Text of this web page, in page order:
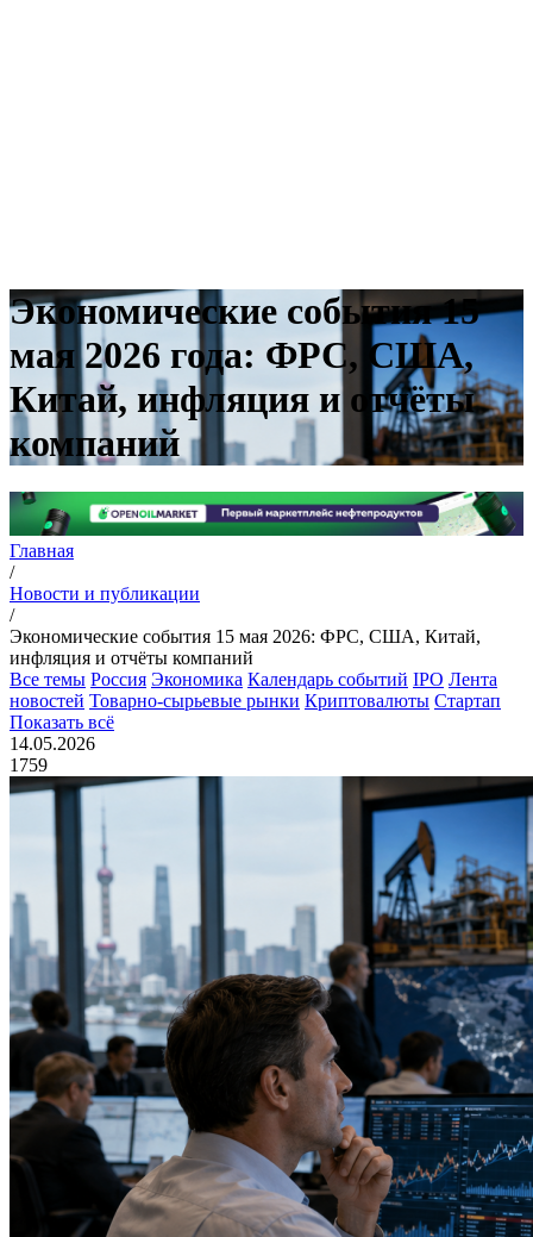
Экономические события 15
мая 2026 года: ФРС, США,
Китай, инфляция и отчёты
компаний
Главная
/
Новости и публикации
/
Экономические события 15 мая 2026: ФРС, США, Китай,
инфляция и отчёты компаний
Все темы Россия Экономика Календарь событий IPO Лента
новостей Товарно-сырьевые рынки Криптовалюты Стартап
Показать всё
14.05.2026
1759